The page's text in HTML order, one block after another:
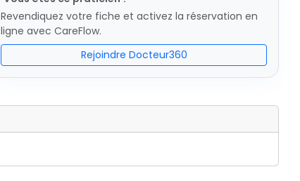
Revendiquez votre fiche et activez la réservation en
ligne avec CareFlow.
Rejoindre Docteur360